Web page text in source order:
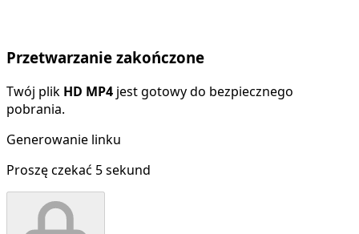
Przetwarzanie zakończone
Twój plik HD MP4 jest gotowy do bezpiecznego
pobrania.
Generowanie linku
Proszę czekać 5sekund